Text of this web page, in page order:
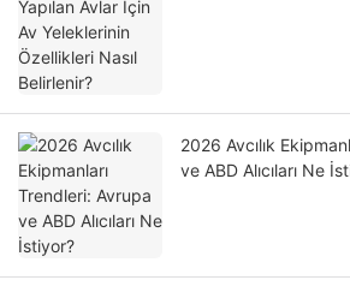
2026 Avcılık
ve ABD Alıcıları Ne